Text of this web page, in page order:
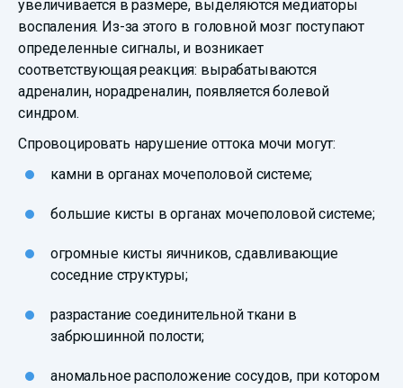
увеличивается в размере, выделяются медиаторы
воспаления. Из-за этого в головной мозг поступают
определенные сигналы, и возникает
соответствующая реакция: вырабатываются
адреналин, норадреналин, появляется болевой
синдром.
Спровоцировать нарушение оттока мочи могут:
камни в органах мочеполовой системе;
большие кисты в органах мочеполовой системе;
огромные кисты яичников, сдавливающие
соседние структуры;
разрастание соединительной ткани в
забрюшинной полости;
аномальное расположение сосудов, при котором